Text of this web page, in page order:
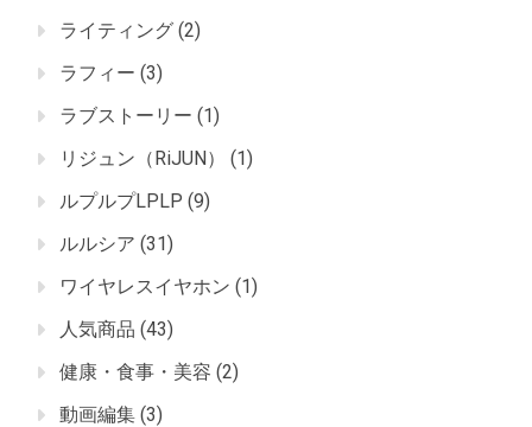
ライティング (2)
ラフィー (3)
ラブストーリー (1)
リジュン（RiJUN）
(1)
ルプルプLPLP (9)
ルルシア (31)
ワイヤレスイヤホン (1)
人気商品 (43)
健康・食事・美容 (2)
動画編集 (3)